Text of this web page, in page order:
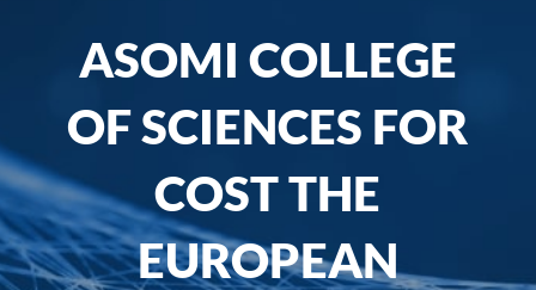
ASOMI COLLEGE
OF SCIENCES FOR
COST THE
EUROPEAN